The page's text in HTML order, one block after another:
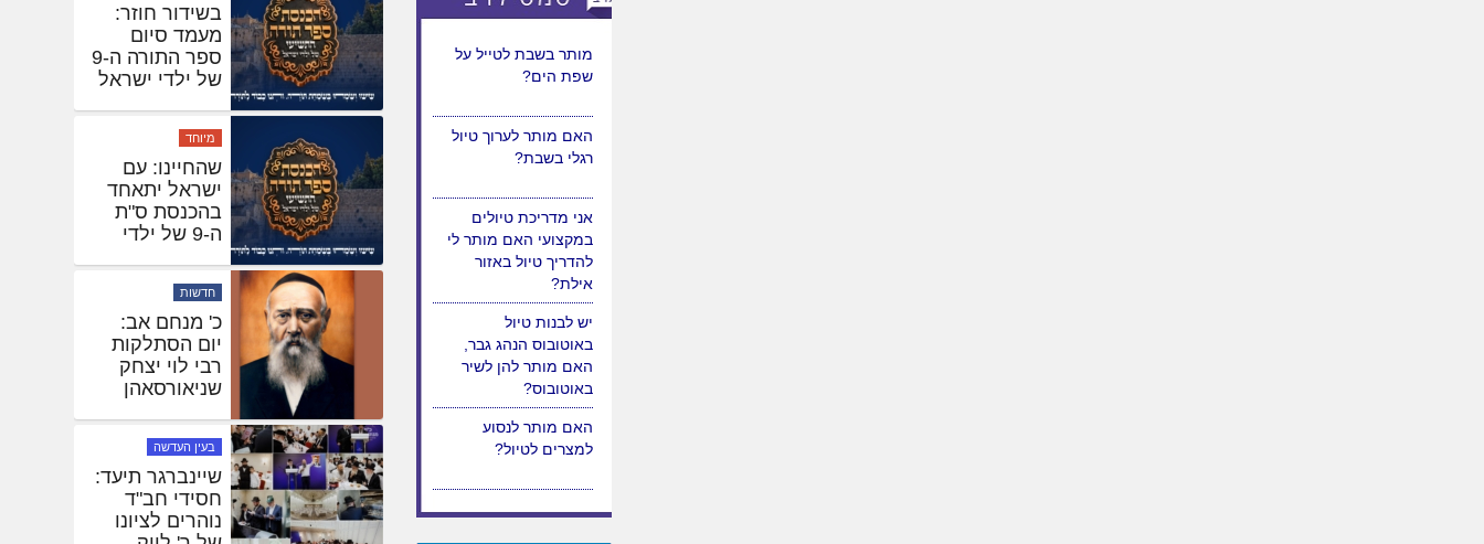
מותר בשבת לטייל על
שפת הים?
האם מותר לערוך טיול
רגלי בשבת?
אני מדריכת טיולים
במקצועי האם מותר לי
להדריך טיול באזור
אילת?
יש לבנות טיול
באוטובוס הנהג גבר,
האם מותר להן לשיר
באוטובוס?
האם מותר לנסוע
למצרים לטיול?
בשידור חוזר:
מעמד סיום
ספר התורה ה-9
של ילדי ישראל
מיוחד
שהחיינו: עם
ישראל יתאחד
בהכנסת ס"ת
ה-9 של ילדי
חדשות
כ' מנחם אב:
יום הסתלקות
רבי לוי יצחק
שניאורסאהן
בעין העדשה
שיינברגר תיעד:
חסידי חב"ד
נוהרים לציונו